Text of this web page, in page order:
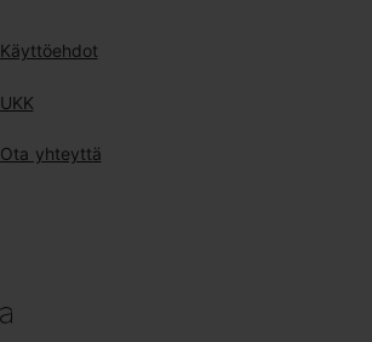
Käyttöehdot
UKK
Ota yhteyttä